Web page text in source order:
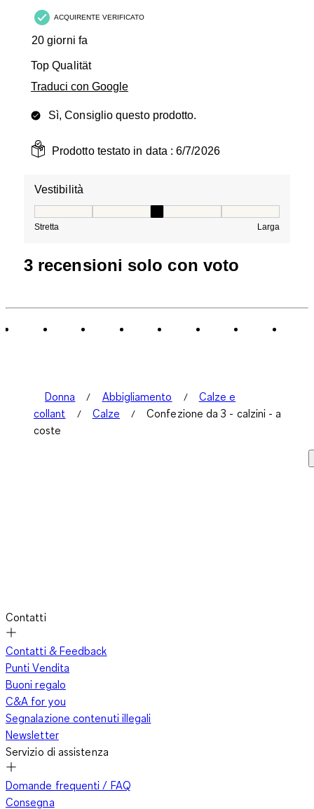
ACQUIRENTE VERIFICATO
20 giorni fa
Top Qualität
Traduci con Google
Sì, Consiglio questo prodotto.
Prodotto testato in data :6/7/2026
Vestibilità
Stretta Larga
3 recensioni solo con voto
Donna Abbigliamento
Calze e
collant
Calze
Confezione da 3 - calzini - a
coste
Contatti
Contatti & Feedback
Punti Vendita
Buoni regalo
C&A for you
Segnalazione contenuti illegali
Newsletter
Servizio di assistenza
Domande frequenti / FAQ
Consegna